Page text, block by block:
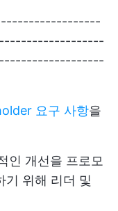
요구 사항을
인 개선을 프로모
기 위해 리더 및